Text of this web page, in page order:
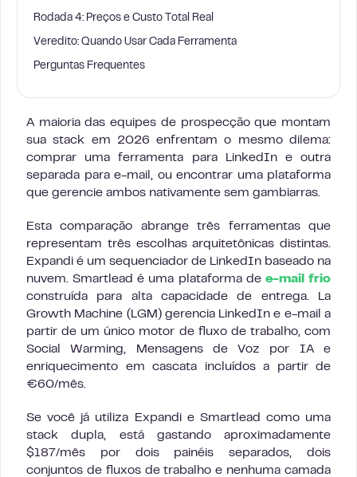
Rodada 4: Preços e Custo Total Real
Veredito: Quando Usar Cada Ferramenta
Perguntas Frequentes
A maioria das equipes de prospecção que montam
sua stack em 2026 enfrentam o mesmo dilema:
comprar uma ferramenta para LinkedIn e outra
separada para e-mail, ou encontrar uma plataforma
que gerencie ambos nativamente sem gambiarras.
Esta comparação abrange três ferramentas que
representam três escolhas arquitetônicas distintas.
Expandi é um sequenciador de LinkedIn baseado na
nuvem. Smartlead é uma plataforma de e-mail frio
construída para alta capacidade de entrega. La
Growth Machine (LGM) gerencia LinkedIn e e-mail a
partir de um único motor de fluxo de trabalho, com
Social Warming, Mensagens de Voz por IA e
enriquecimento em cascata incluídos a partir de
€60/mês.
Se você já utiliza Expandi e Smartlead como uma
stack dupla, está gastando aproximadamente
$187/mês por dois painéis separados, dois
conjuntos de fluxos de trabalho e nenhuma camada